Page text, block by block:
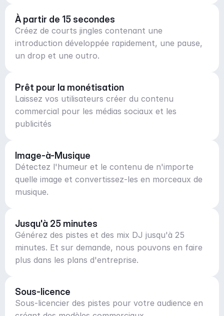
À partir de 15 secondes
Créez de courts jingles contenant une
introduction développée rapidement, une pause,
un drop et une outro.
Prêt pour la monétisation
Laissez vos utilisateurs créer du contenu
commercial pour les médias sociaux et les
publicités
Image-à-Musique
Détectez l'humeur et le contenu de n'importe
quelle image et convertissez-les en morceaux de
musique.
Jusqu'à 25 minutes
Générez des pistes et des mix DJ jusqu'à 25
minutes. Et sur demande, nous pouvons en faire
plus dans les plans d'entreprise.
Sous-licence
Sous-licencier des pistes pour votre audience en